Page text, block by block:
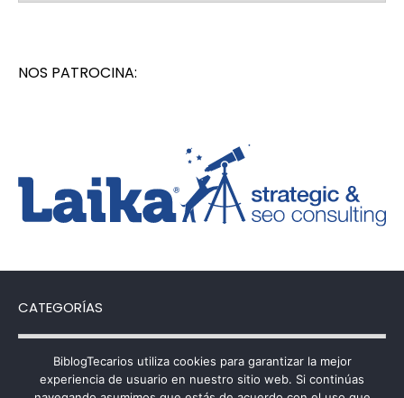
NOS PATROCINA:
CATEGORÍAS
Categorías
BiblogTecarios utiliza cookies para garantizar la mejor
experiencia de usuario en nuestro sitio web. Si continúas